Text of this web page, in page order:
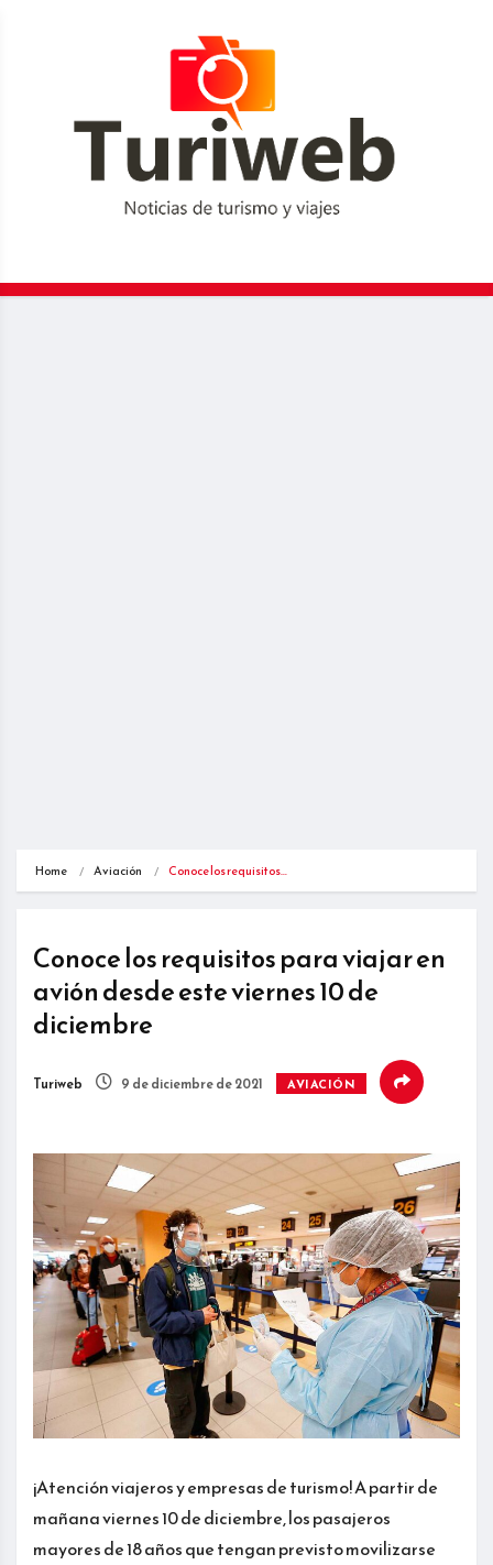
Home Aviación Conoce los requisitos…
Conoce los requisitos para viajar en
avión desde este viernes 10 de
diciembre
Turiweb 9 de diciembre de 2021 AVIACIÓN
¡Atención viajeros y empresas de turismo! A partir de
mañana viernes 10 de diciembre, los pasajeros
mayores de 18 años que tengan previsto movilizarse